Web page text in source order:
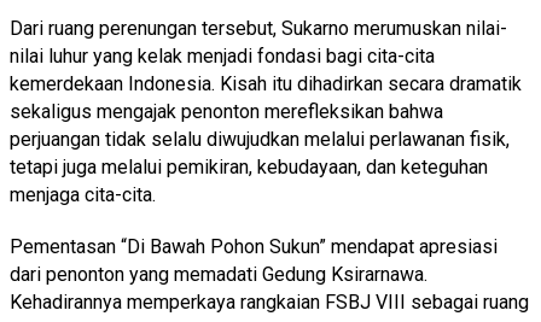
Dari ruang perenungan tersebut, Sukarno merumuskan nilai-
nilai luhur yang kelak menjadi fondasi bagi cita-cita
kemerdekaan Indonesia. Kisah itu dihadirkan secara dramatik
sekaligus mengajak penonton merefleksikan bahwa
perjuangan tidak selalu diwujudkan melalui perlawanan fisik,
tetapi juga melalui pemikiran, kebudayaan, dan keteguhan
menjaga cita-cita.
Pementasan “Di Bawah Pohon Sukun” mendapat apresiasi
dari penonton yang memadati Gedung Ksirarnawa.
Kehadirannya memperkaya rangkaian FSBJ VIII sebagai ruang